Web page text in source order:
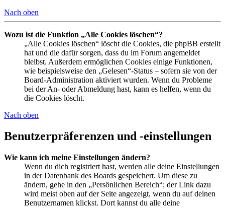
Nach oben
Wozu ist die Funktion „Alle Cookies löschen“?
„Alle Cookies löschen“ löscht die Cookies, die phpBB erstellt
hat und die dafür sorgen, dass du im Forum angemeldet
bleibst. Außerdem ermöglichen Cookies einige Funktionen,
wie beispielsweise den „Gelesen“-Status – sofern sie von der
Board-Administration aktiviert wurden. Wenn du Probleme
bei der An- oder Abmeldung hast, kann es helfen, wenn du
die Cookies löscht.
Nach oben
Benutzerpräferenzen und -einstellungen
Wie kann ich meine Einstellungen ändern?
Wenn du dich registriert hast, werden alle deine Einstellungen
in der Datenbank des Boards gespeichert. Um diese zu
ändern, gehe in den „Persönlichen Bereich“; der Link dazu
wird meist oben auf der Seite angezeigt, wenn du auf deinen
Benutzernamen klickst. Dort kannst du alle deine